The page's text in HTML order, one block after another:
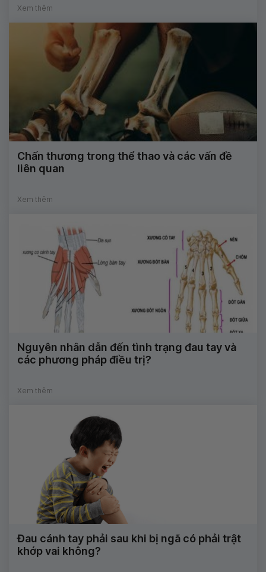
Xem thêm
Chấn thương trong thể thao và các vấn đề
liên quan
Xem thêm
Nguyên nhân dẫn đến tình trạng đau tay và
các phương pháp điều trị?
Xem thêm
Đau cánh tay phải sau khi bị ngã có phải trật
khớp vai không?